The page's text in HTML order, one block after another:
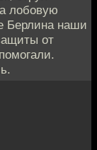
лобовую
Берлина наши
от